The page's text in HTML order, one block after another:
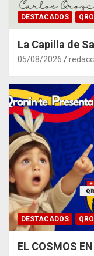
DESTACADOS
La Capilla de
05/08/2026
DESTACADOS
EL COSMOS